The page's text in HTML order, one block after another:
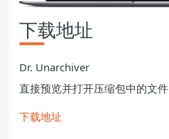
下载地址
Dr. Unarchiver
直接预览并打开压缩包中的文件
下载地址